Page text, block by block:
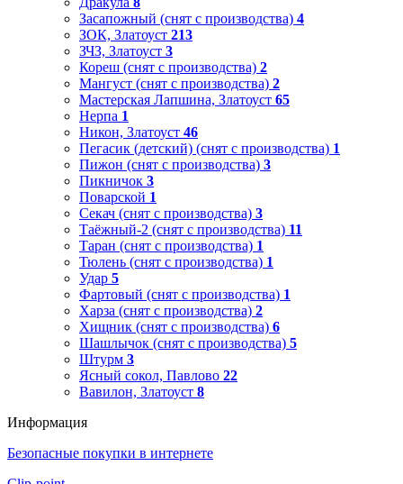
Засапожный (снят с производства) 4
ЗОК, Златоуст 213
ЗЧЗ, Златоуст 3
Кореш (снят с производства) 2
Мангуст (снят с производства) 2
Мастерская Лапшина, Златоуст 65
Нерпа 1
Никон, Златоуст 46
Пегасик (детский) (снят с производства) 1
Пижон (снят с производства) 3
Пикничок 3
Поварской 1
Секач (снят с производства) 3
Таёжный-2 (снят с производства) 11
Таран (снят с производства) 1
Тюлень (снят с производства) 1
Удар 5
Фартовый (снят с производства) 1
Харза (снят с производства) 2
Хищник (снят с производства) 6
Шашлычок (снят с производства) 5
Штурм 3
Ясный сокол, Павлово 22
Вавилон, Златоуст 8
Информация
Безопасные покупки в интернете